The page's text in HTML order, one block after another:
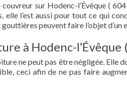
sur Hodenc-l’Évêque (
elle l’est aussi pour tout ce qui
gouttières peuvent faire l’objet
à Hodenc-l’Évêque
ne peut pas être négligée.
ceci afin de ne pas faire